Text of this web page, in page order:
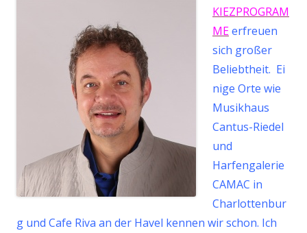
KIEZPROGRAM
MEerfreuen
sich großer
Beliebtheit. Ei
nige Orte wie
Musikhaus
Cantus-Riedel
und
Harfengalerie
CAMAC in
Charlottenbur
g und Cafe Riva an der Havel kennen wir schon. Ich